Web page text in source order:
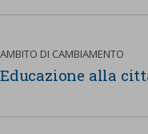
AMBITO DI CAMBIAMENTO
Educazione alla